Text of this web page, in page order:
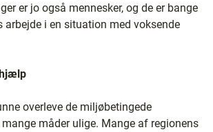
er jo også mennesker, og de er bange
arbejde i en situation med voksende
overleve de miljøbetingede
måder ulige. Mange af regionens